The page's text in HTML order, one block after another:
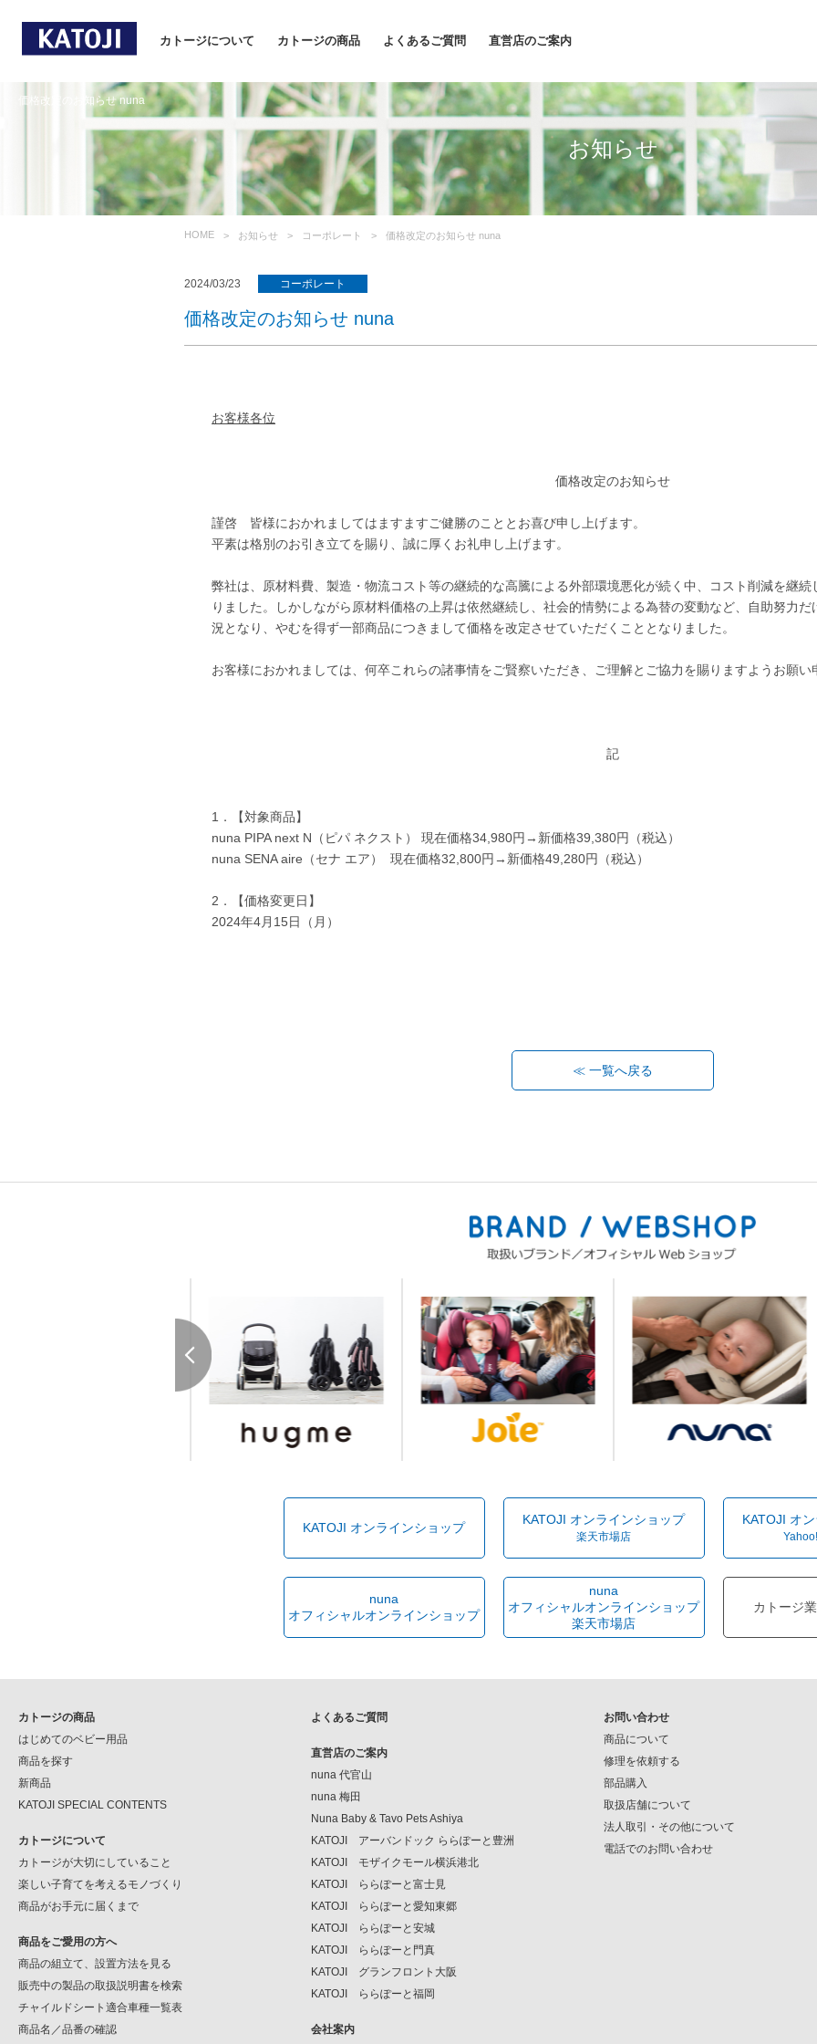
カトージについて カトージの商品 よくあるご質問 直営店のご案内
価格改定のお知らせ nuna
お知らせ
HOME お知らせ コーポレート 価格改定のお知らせ nuna
2024/03/23 コーポレート
価格改定のお知らせ nuna
お客様各位
価格改定のお知らせ
謹啓 皆様におかれましてはますますご健勝のこととお喜び申し上げます。
平素は格別のお引き立てを賜り、誠に厚くお礼申し上げます。
弊社は、原材料費、製造・物流コスト等の継続的な高騰による外部環境悪化が続く中、コスト削減を継
りました。しかしながら原材料価格の上昇は依然継続し、社会的情勢による為替の変動など、自助努力
況となり、やむを得ず一部商品につきまして価格を改定させていただくこととなりました。
お客様におかれましては、何卒これらの諸事情をご賢察いただき、ご理解とご協力を賜りますようお願い
記
1 ．【対象商品】
nuna PIPA next N （ピパ ネクスト） 現在価格34,980円→新価格39,380円（税込）
nuna SENA aire（セナ エア） 現在価格32,800円→新価格49 ,280円（税込）
2 ．【価格変更日】
2024年4月 15日（月）
≪ 一覧へ戻る
KATOJI オンラインショップ
KATOJI オンラインショップ
楽天市場店
KATOJI オ
nuna
オフィシャルオンラインショップ
nuna
オフィシャルオンラインショップ
楽天市場店
カトージ
カトージの商品
はじめてのベビー用品
商品を探す
新商品
KATOJI SPECIAL CONTENTS
カトージについて
カトージが大切にしていること
楽しい子育てを考えるモノづくり
商品がお手元に届くまで
商品をご愛用の方へ
商品の組立て、設置方法を見る
販売中の製品の取扱説明書を検索
チャイルドシート適合車種一覧表
商品名／品番の確認
よくあるご質問
直営店のご案内
nuna 代官山
nuna 梅田
Nuna Baby & Tavo Pets Ashiya
KATOJI アーバンドック ららぽーと豊洲
KATOJI モザイクモール横浜港北
KATOJI ららぽーと富士見
KATOJI ららぽーと愛知東郷
KATOJI ららぽーと安城
KATOJI ららぽーと門真
KATOJI グランフロント大阪
KATOJI ららぽーと福岡
会社案内
お問い合わせ
商品について
修理を依頼する
部品購入
取扱店舗について
法人取引・その他について
電話でのお問い合わせ